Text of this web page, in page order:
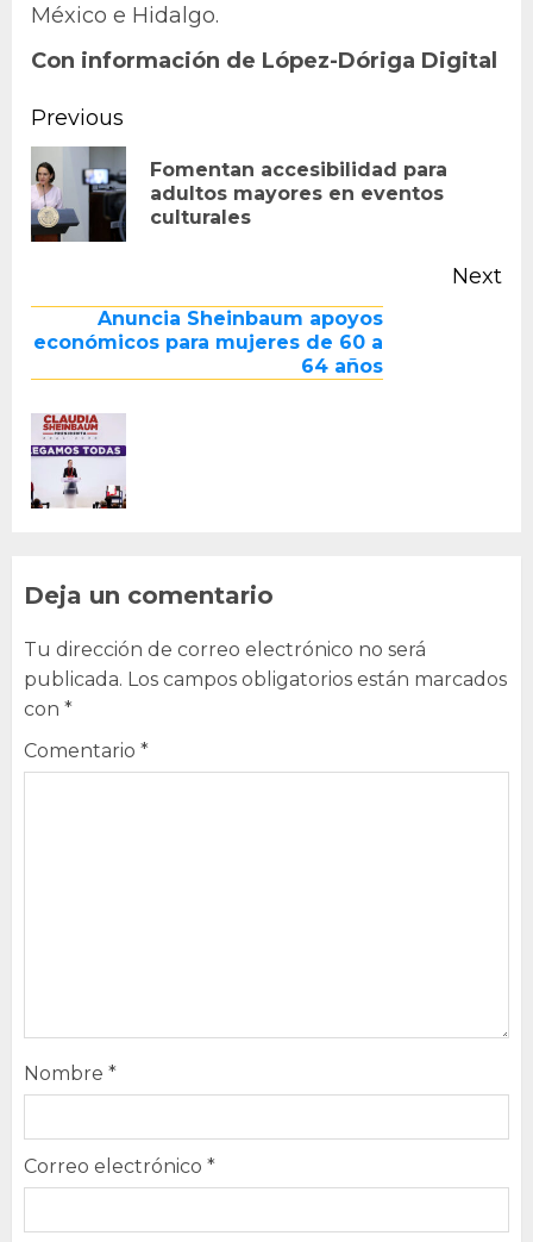
México e Hidalgo.
Con información de López-Dóriga Digital
Continue
Reading
Previous
Fomentan accesibilidad para
adultos mayores en eventos
culturales
Next
Anuncia Sheinbaum apoyos
económicos para mujeres de 60 a
64 años
Deja un comentario
Tu dirección de correo electrónico no será
publicada. Los campos obligatorios están marcados
con *
Comentario *
Nombre *
Correo electrónico *